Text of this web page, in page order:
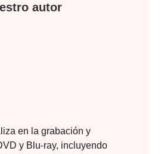
autor
en la grabación y
y Blu-ray, incluyendo